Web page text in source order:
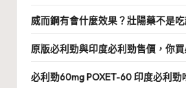
威而鋼有會什麼效果？壯陽藥不是
原版必利勁與印度必利勁售價，你
必利勁60mg POXET-60 印度必利勁